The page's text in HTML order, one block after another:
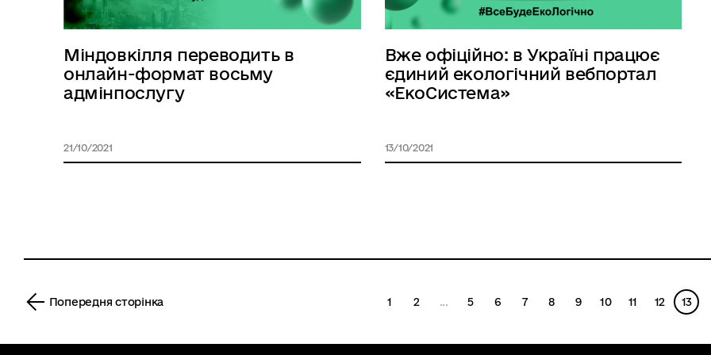
Міндовкілля переводить в
онлайн-формат восьму
адмінпослугу
21/10/2021
Вже офіційно: в Україні працює
єдиний екологічний вебпортал
«ЕкоСистема»
13/10/2021
1 2 ... 5 6 7 8 9 10 11 12 13